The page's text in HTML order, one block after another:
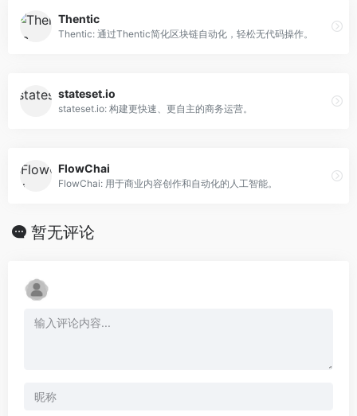
Thentic
Thentic: 通过Thentic简化区块链自动化，轻松无代码操作。
stateset.io
stateset.io: 构建更快速、更自主的商务运营。
FlowChai
FlowChai: 用于商业内容创作和自动化的人工智能。
暂无评论